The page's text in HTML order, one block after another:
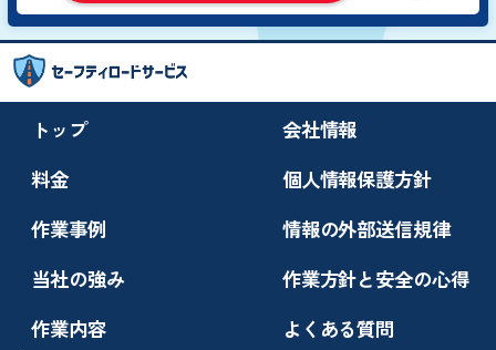
トップ
料金
作業事例
当社の強み
作業内容
会社情報
個人情報保護方針
情報の外部送信規律
作業方針と安全の心得
よくある質問